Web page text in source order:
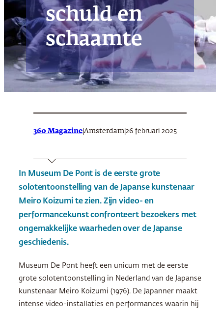
schuld en
schaamte
360 Magazine Amsterdam 26 februari 2025
In Museum De Pont is de eerste grote
solotentoonstelling van de Japanse kunstenaar
Meiro Koizumi te zien. Zijn video- en
performancekunst confronteert bezoekers met
ongemakkelijke waarheden over de Japanse
geschiedenis.
Museum De Pont heeft een unicum met de eerste
grote solotentoonstelling in Nederland van de Japanse
kunstenaar Meiro Koizumi (1976). De Japanner maakt
intense video-installaties en performances waarin hij